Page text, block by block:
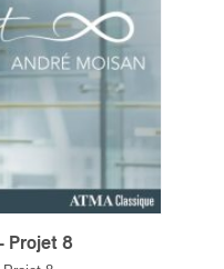
Projet 8